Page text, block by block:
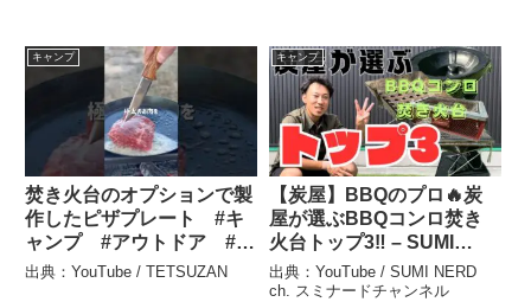
キャンプ
焚き火台のオプションで製
作したピザプレート #キ
ャンプ #アウトドア #キ
ャンプ飯 #焚き火台 #野営
出典：YouTube / TETSUZAN
キャンプ
【炭屋】BBQのプロ🔥炭
屋が選ぶBBQコンロ焚き
火台トップ3‼️ – SUMI
NERD ch. スミナードチャ
ンネル
出典：YouTube / SUMI NERD
ch. スミナードチャンネル